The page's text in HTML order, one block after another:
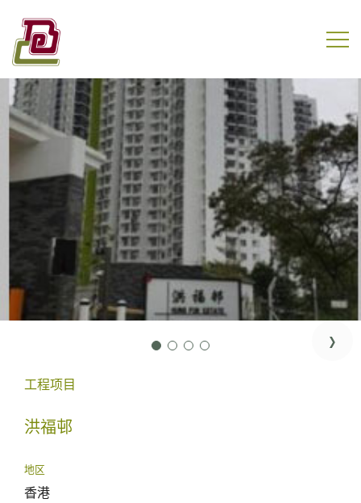
content
盈电工程有限公司
工程项目
洪福邨
地区
香港
›